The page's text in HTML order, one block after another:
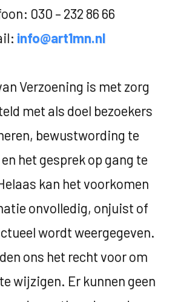
030 – 232 86 66
info@art1mn.nl
Verzoening is met zorg
met als doel bezoekers
bewustwording te
het gesprek op gang te
kan het voorkomen
onvolledig, onjuist of
wordt weergegeven.
ons het recht voor om
wijzigen. Er kunnen geen